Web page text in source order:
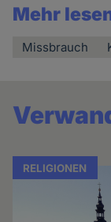
Mehr
Missbrauch
RELIGIONEN